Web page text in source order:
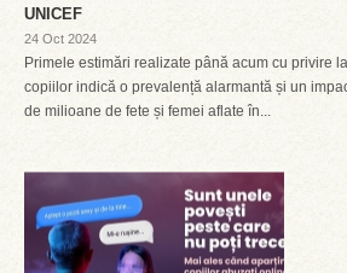
UNICEF
24 Oct 2024
Primele estimări realizate până acum cu privire
copiilor indică o prevalență alarmantă și un
de milioane de fete și femei aflate în...